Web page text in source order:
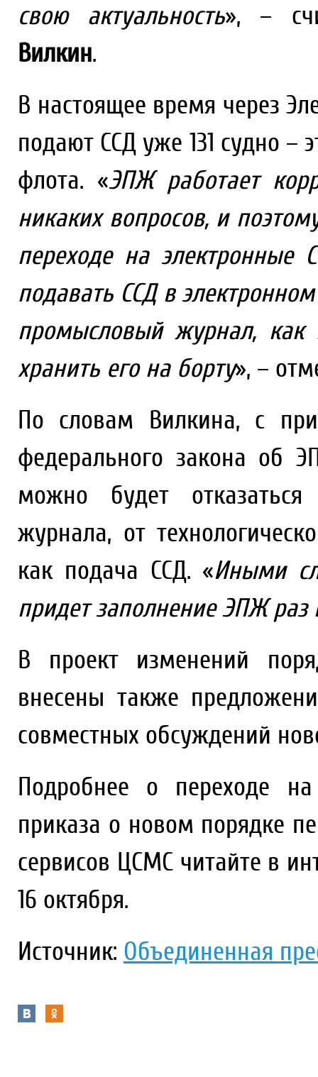
свою актуальность», –
Вилкин.
В настоящее время через
подают ССД уже 131 судно –
флота. «ЭПЖ работает
никаких вопросов, и
переходе на электронные
подавать ССД в
промысловый журнал,
хранить его на борту», –
По словам Вилкина, с
федерального закона об
можно будет
журнала, от
как подача ССД. «Иными
придет заполнение ЭПЖ раз
В проект изменений
внесены также
совместных обсуждений
Подробнее о переходе
приказа о новом порядке
сервисов ЦСМС читайте в
16 октября.
Источник: Объединенная